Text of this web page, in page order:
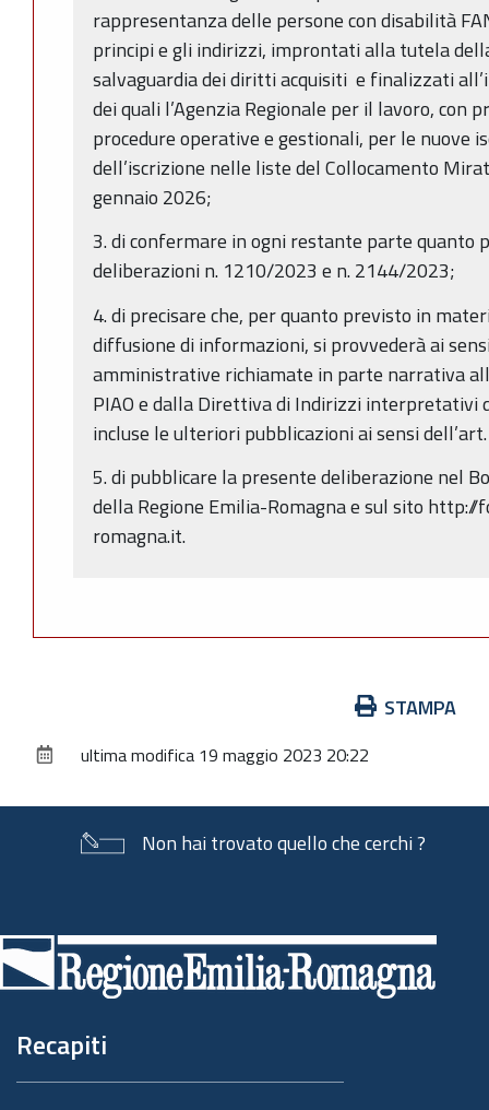
rappresentanza delle persone con disabilità
principi e gli indirizzi, improntati alla tutela
salvaguardia dei diritti acquisiti e finalizzati
dei quali l’Agenzia Regionale per il lavoro, con
procedure operative e gestionali, per le nuove
dell’iscrizione nelle liste del Collocamento
gennaio 2026;
3. di confermare in ogni restante parte quanto
deliberazioni n. 1210/2023 e n. 2144/2023;
4. di precisare che, per quanto previsto in
diffusione di informazioni, si provvederà ai
amministrative richiamate in parte narrativa
PIAO e dalla Direttiva di Indirizzi interpretativi
incluse le ulteriori pubblicazioni ai sensi
5. di pubblicare la presente deliberazione nel
della Regione Emilia-Romagna e sul sito
romagna.it.
documento
STAMPA
ultima modifica 19 maggio 2023 20:22
Non hai trovato quello che cerchi ?
di
pagina
Recapiti